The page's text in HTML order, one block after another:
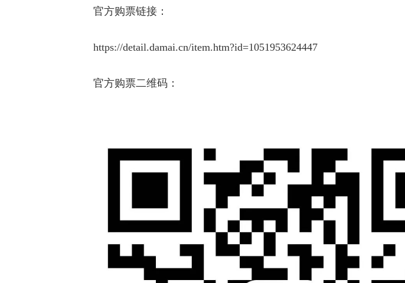
官方购票链接：
https://detail.damai.cn/item.htm?id=1051953624447
官方购票二维码：